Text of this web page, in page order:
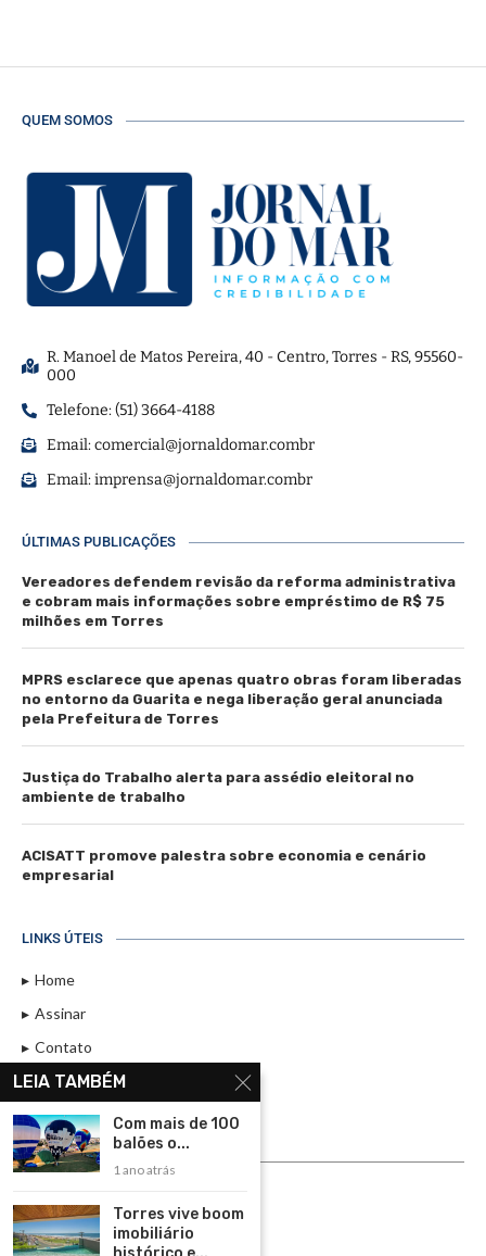
QUEM SOMOS
R. Manoel de Matos Pereira, 40 - Centro, Torres - RS, 95560-
000
Telefone: (51) 3664-4188
Email:comercial@jornaldomar.combr
Email:imprensa@jornaldomar.combr
ÚLTIMAS PUBLICAÇÕES
Vereadores defendem revisão da reforma administrativa
e cobram mais informações sobre empréstimo de R$ 75
milhões em Torres
MPRS esclarece que apenas quatro obras foram liberadas
no entorno da Guarita e nega liberação geral anunciada
pela Prefeitura de Torres
Justiça do Trabalho alerta para assédio eleitoral no
ambiente de trabalho
ACISATT promove palestra sobre economia e cenário
empresarial
LINKS ÚTEIS
Home
Assinar
Contato
Política de Privacidade
Rádio Maristela - Ao Vivo
ASSINE
ASSINE
LEIA TAMBÉM
Com mais de 100
balões o...
1 ano atrás
Torres vive boom
imobiliário